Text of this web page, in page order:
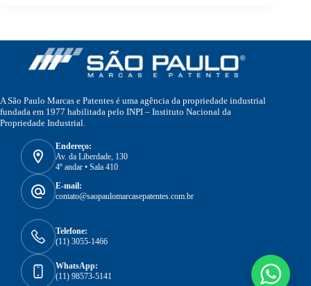
A São Paulo Marcas e Patentes é uma agência da propriedade industrial
fundada em 1977 habilitada pelo INPI – Instituto Nacional da
Propriedade Industrial.
Endereço:
Av. da Liberdade, 130
4º andar • Sala 410
E-mail:
contato@saopaulomarcasepatentes.com.br
Telefone:
(11) 3055-1466
WhatsApp:
(11) 98573-5141